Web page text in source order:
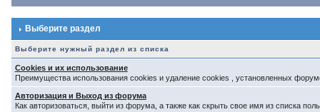
Выберите раздел
Выберите нужный раздел из списка
Cookies и их использование
Преимущества использования cookies и удаление cookies , установленных
Авторизация и Выход из форума
Как авторизоваться, выйти из форума, а также как скрыть свое имя из списка